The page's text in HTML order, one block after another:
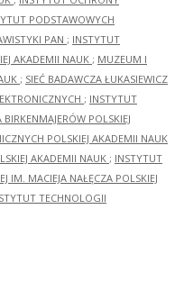
PODSTAWOWYCH
PAN ; INSTYTUT
AKADEMII NAUK ; MUZEUM I
; SIEĆ BADAWCZA ŁUKASIEWICZ
; INSTYTUT
POLSKIEJ
POLSKIEJ AKADEMII NAUK
AKADEMII NAUK ; INSTYTUT
IM. MACIEJA NAŁĘCZA POLSKIEJ
TECHNOLOGII